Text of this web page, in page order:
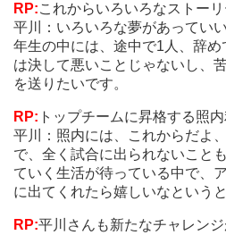
RP:これからいろいろなストー
平川：いろいろな夢があってい
年生の中には、途中で1人、辞
は決して悪いことじゃないし、
を送りたいです。
RP: トップチームに昇格する照
平川：照内には、これからだよ
で、全く試合に出られないこと
ていく生活が待っている中で、
に出てくれたら嬉しいなという
RP:平川さんも新たなチャレン